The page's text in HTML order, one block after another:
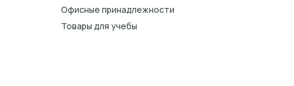
Офисные принадлежности
Товары для учебы